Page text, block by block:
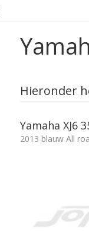
Hieronder
Yamaha XJ6
2013 blauw All